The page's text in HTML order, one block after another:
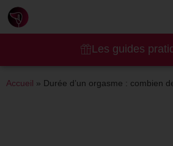
Les guides
Accueil » Durée d’un orgasme : combien